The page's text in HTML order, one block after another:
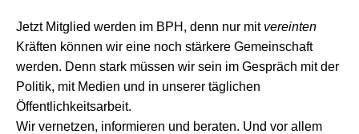
Jetzt Mitglied werden im BPH, denn nur mit vereinten
Kräften können wir eine noch stärkere Gemeinschaft
werden. Denn stark müssen wir sein im Gespräch mit der
Politik, mit Medien und in unserer täglichen
Öffentlichkeitsarbeit.
Wir vernetzen, informieren und beraten. Und vor allem